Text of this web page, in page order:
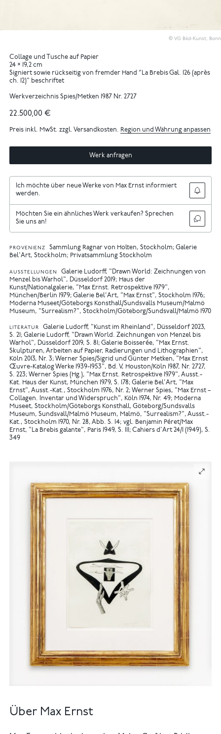
© VG Bild-Kunst, Bonn
Collage und Tusche auf Papier
24 × 19,2 cm
Signiert sowie rückseitig von fremder Hand “La Brebis Gal. 126 (après
ch. 12)" beschriftet
Werkverzeichnis Spies/Metken 1987 Nr. 2727
22.500,00 €
Preis inkl. MwSt. zzgl. Versandkosten. Region und Währung anpassen
Werk anfragen
Ich möchte über neue Werke von Max Ernst informiert
werden.
Möchten Sie ein ähnliches Werk verkaufen? Sprechen
Sie uns an!
PROVENIENZ
Sammlung Ragnar von Holten, Stockholm; Galerie
Bel'Art, Stockholm; Privatsammlung Stockholm
AUSSTELLUNGEN
Galerie Ludorff, "Drawn World: Zeichnungen von
Menzel bis Warhol", Düsseldorf 2019
Haus der
Kunst/Nationalgalerie, "Max Ernst. Retrospektive 1979",
München/Berlin 1979 Galerie Bel'Art, "Max Ernst", Stockholm 1976
Moderna Museet/Göteborgs Konsthall/Sundsvalls Museum/Malmö
Museum, "Surrealism?", Stockholm/Göteborg/Sundsvall/Malmö 1970
LITERATUR
Galerie Ludorff, "Kunst im Rheinland", Düsseldorf 2023,
S. 21 Galerie Ludorff, "Drawn World. Zeichnungen von Menzel bis
Warhol", Düsseldorf 2019, S. 81 Galerie Boisserée, "Max Ernst.
Skulpturen, Arbeiten auf Papier, Radierungen und Lithographien",
Köln 2013, Nr. 3 Werner Spies/Sigrid und Günter Metken, "Max Ernst
Œuvre-Katalog Werke 1939-1953", Bd. V, Houston/Köln 1987, Nr. 2727,
S. 223 Werner Spies (Hg.), "Max Ernst. Retrospektive 1979", Ausst.-
Kat. Haus der Kunst, München 1979, S. 178 Galerie Bel'Art, "Max
Ernst", Ausst.-Kat., Stockholm 1976, Nr. 2 Werner Spies, "Max Ernst –
Collagen. Inventar und Widerspruch", Köln 1974, Nr. 49
Moderna
Museet, Stockholm/Göteborgs Konsthall, Göteborg/Sundsvalls
Museum, Sundsvall/Malmö Museum, Malmö, "Surrealism?", Ausst.-
Kat., Stockholm 1970, Nr. 28, Abb. S. 14 vgl. Benjamin Péret/Max
Ernst, "La Brebis galante", Paris 1949, S. 111 Cahiers d'Art 24/1 (1949), S.
349
Über Max Ernst